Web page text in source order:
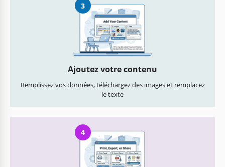
3
Ajoutez votre contenu
Remplissez vos données, téléchargez des images et remplacez
le texte
4